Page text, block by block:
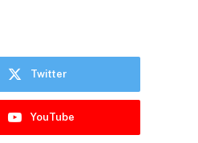
Twitter
YouTube